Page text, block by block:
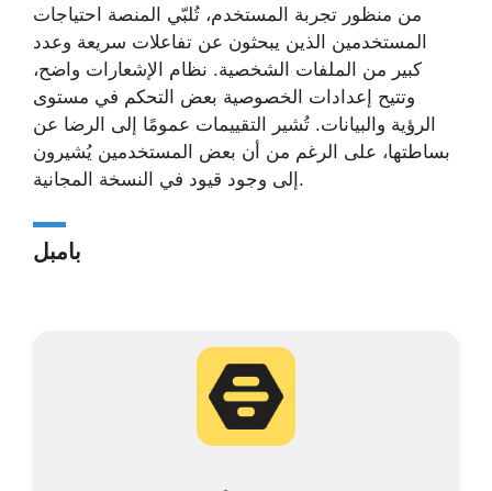
من منظور تجربة المستخدم، تُلبّي المنصة احتياجات
المستخدمين الذين يبحثون عن تفاعلات سريعة وعدد
كبير من الملفات الشخصية. نظام الإشعارات واضح،
وتتيح إعدادات الخصوصية بعض التحكم في مستوى
الرؤية والبيانات. تُشير التقييمات عمومًا إلى الرضا عن
بساطتها، على الرغم من أن بعض المستخدمين يُشيرون
إلى وجود قيود في النسخة المجانية.
بامبل